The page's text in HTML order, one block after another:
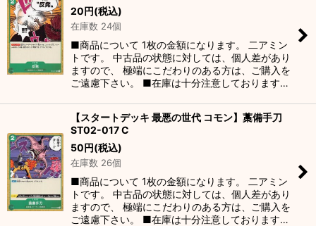
20円(税込)
在庫数 24個
■商品について 1枚の金額になります。 二アミン
トです。 中古品の状態に対しては、個人差があり
ますので、 極端にこだわりのある方は、ご購入を
ご遠慮下さい。 ■在庫は十分注意しております…
【スタートデッキ 最悪の世代 コモン】藁備手刀
ST02-017 C
50円(税込)
在庫数 26個
■商品について 1枚の金額になります。 二アミン
トです。 中古品の状態に対しては、個人差があり
ますので、 極端にこだわりのある方は、ご購入を
ご遠慮下さい。 ■在庫は十分注意しております…